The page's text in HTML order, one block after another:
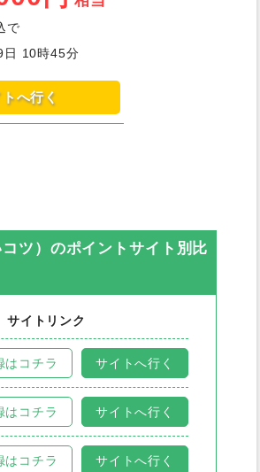
で
10時45分
へ行く
ツ） のポイントサイト別比
サイトリンク
はコチラ サイトへ行く
はコチラ サイトへ行く
はコチラ サイトへ行く